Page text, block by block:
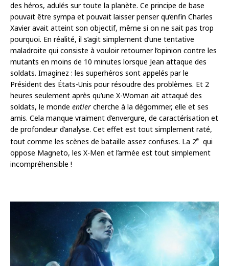
des héros, adulés sur toute la planète. Ce principe de base
pouvait être sympa et pouvait laisser penser qu’enfin Charles
Xavier avait atteint son objectif, même si on ne sait pas trop
pourquoi. En réalité, il s’agit simplement d’une tentative
maladroite qui consiste à vouloir retourner l’opinion contre les
mutants en moins de 10 minutes lorsque Jean attaque des
soldats. Imaginez : les superhéros sont appelés par le
Président des États-Unis pour résoudre des problèmes. Et 2
heures seulement après qu’une X-Woman ait attaqué des
soldats, le monde entier cherche à la dégommer, elle et ses
amis. Cela manque vraiment d’envergure, de caractérisation et
de profondeur d’analyse. Cet effet est tout simplement raté,
tout comme les scènes de bataille assez confuses. La 2e qui
oppose Magneto, les X-Men et l’armée est tout simplement
incompréhensible !